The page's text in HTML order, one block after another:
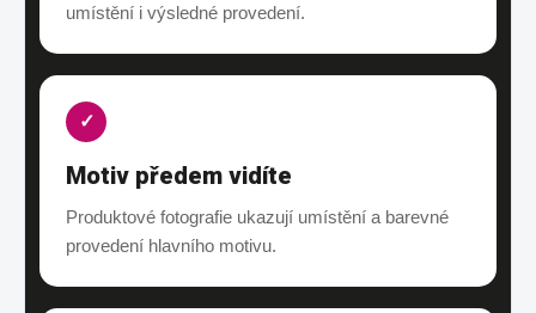
umístění i výsledné provedení.
✓
Motiv předem vidíte
Produktové fotografie ukazují umístění a barevné
provedení hlavního motivu.